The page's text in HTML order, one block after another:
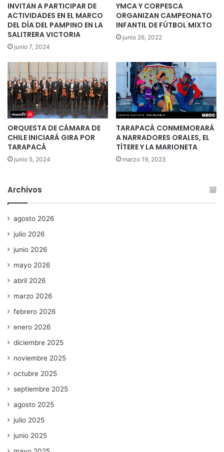
INVITAN A PARTICIPAR DE
ACTIVIDADES EN EL MARCO
DEL DÍA DEL PAMPINO EN LA
SALITRERA VICTORIA
junio 7, 2024
YMCA Y CORPESCA
ORGANIZAN CAMPEONATO
INFANTIL DE FÚTBOL MIXTO
junio 26, 2022
ORQUESTA DE CÁMARA DE
CHILE INICIARÁ GIRA POR
TARAPACÁ
junio 5, 2024
TARAPACÁ CONMEMORARÁ
A NARRADORES ORALES, EL
TÍTERE Y LA MARIONETA
marzo 19, 2023
Archivos
agosto 2026
julio 2026
junio 2026
mayo 2026
abril 2026
marzo 2026
febrero 2026
enero 2026
diciembre 2025
noviembre 2025
octubre 2025
septiembre 2025
agosto 2025
julio 2025
junio 2025